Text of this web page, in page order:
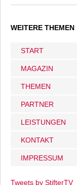
WEITERE THEMEN
START
MAGAZIN
THEMEN
PARTNER
LEISTUNGEN
KONTAKT
IMPRESSUM
Tweets by StifterTV